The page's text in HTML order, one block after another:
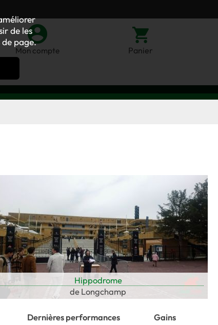
de les
page.
Mon compte Panier
Hippodrome
de Longchamp
Dernières performances
Gains